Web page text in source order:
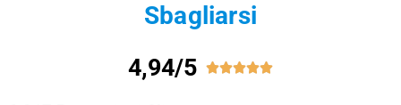
Sbagliarsi
4,94/5 